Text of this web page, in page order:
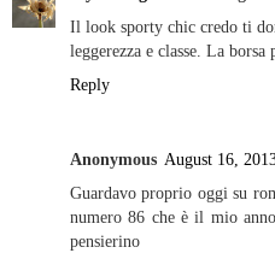
Il look sporty chic credo ti
leggerezza e classe. La
Reply
Anonymous August 16,
Guardavo proprio oggi su
numero 86 che è il mio
pensierino